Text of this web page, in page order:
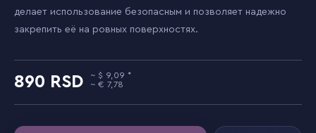
делает использование безопасным и позволяет надежно
закрепить её на ровных поверхностях.
890
9,09
7,78